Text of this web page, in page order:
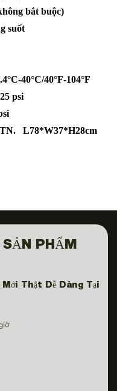
bắt buộc)
suốt
40°C/40°F-104°F
psi
L78*W37*H28cm
SẢN PHẨM
Thật Dễ Dàng Tại